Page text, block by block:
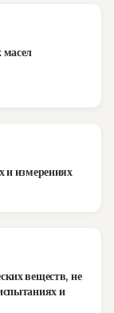
масел
и измерениях
веществ, не
и